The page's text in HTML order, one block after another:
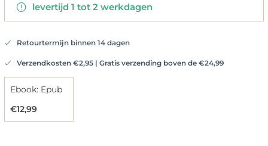
levertijd 1 tot 2 werkdagen
Retourtermijn binnen 14 dagen
Verzendkosten €2,95 | Gratis verzending boven de €24,99
Ebook: Epub
€12,99